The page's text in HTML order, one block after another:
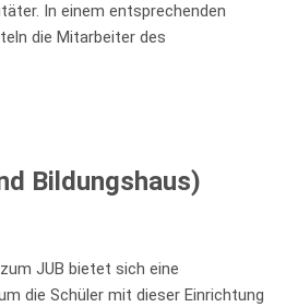
In einem entsprechenden
die Mitarbeiter des
Bildungshaus)
JUB bietet sich eine
die Schüler mit dieser Einrichtung